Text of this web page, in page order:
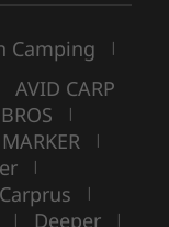
Camping |
AVID CARP
BROS |
|
|
Carprus |
| Deeper |